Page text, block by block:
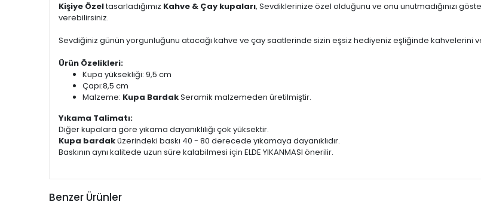
Kişiye Özeltasarladığımız Kahve & Çay kupaları, Sevdiklerinize özel olduğunu ve onu unutmadığınızı
verebilirsiniz.
Sevdiğiniz günün yorgunluğunu atacağı kahve ve çay saatlerinde sizin eşsiz hediyeniz eşliğinde kahvelerini
Ürün Özelikleri:
Kupa yüksekliği: 9,5 cm
Çapı:8,5 cm
Malzeme: Kupa BardakSeramik malzemeden üretilmiştir.
Yıkama Talimatı:
Diğer kupalara göre yıkama dayanıklılığı çok yüksektir.
Kupa bardaküzerindeki baskı 40 - 80 derecede yıkamaya dayanıklıdır.
Baskının aynı kalitede uzun süre kalabilmesi için ELDE YIKANMASI önerilir.
Benzer Ürünler